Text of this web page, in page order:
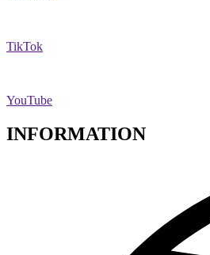
TikTok
YouTube
INFORMATION